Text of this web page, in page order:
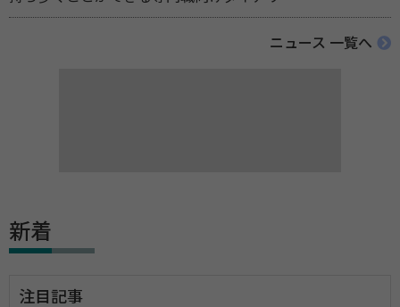
ニュース 一覧へ
新着
注目記事